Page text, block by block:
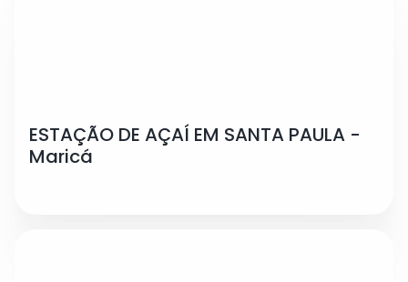
ESTAÇÃO DE AÇAÍ EM SANTA PAULA -
Maricá